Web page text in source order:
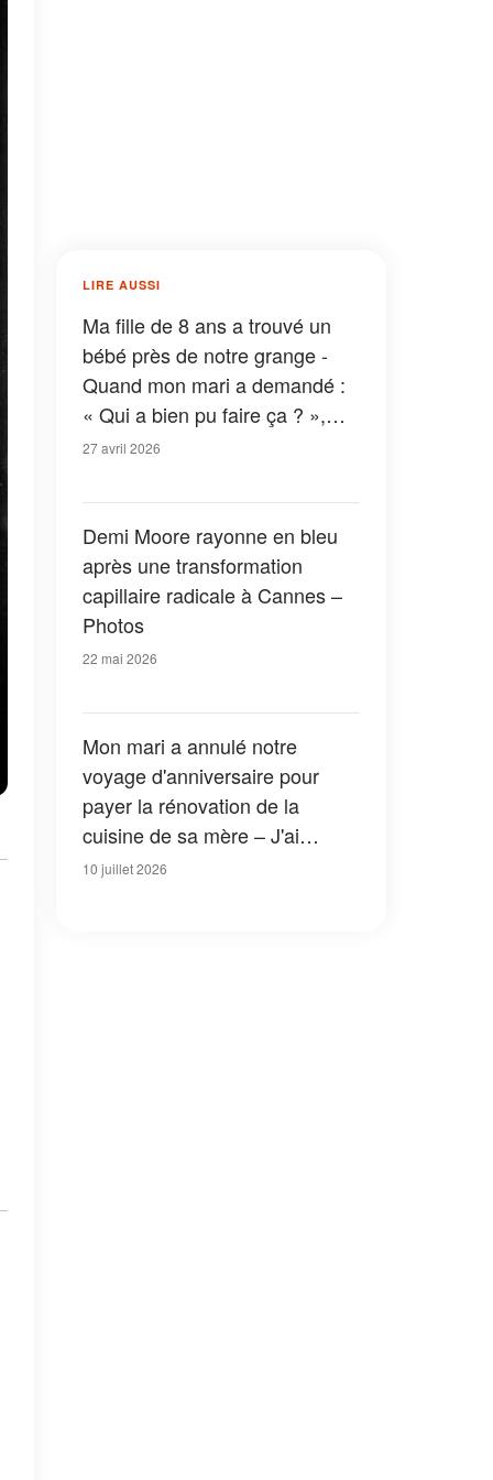
LIRE AUSSI
Ma fille de 8 ans a trouvé un
bébé près de notre grange -
Quand mon mari a demandé :
« Qui a bien pu faire ça ? »,
elle l'a regardé et lui a répondu
27 avril 2026
Demi Moore rayonne en bleu
après une transformation
capillaire radicale à Cannes –
Photos
22 mai 2026
Mon mari a annulé notre
voyage d'anniversaire pour
payer la rénovation de la
cuisine de sa mère – J'ai
attendu que son ancienne
10 juillet 2026